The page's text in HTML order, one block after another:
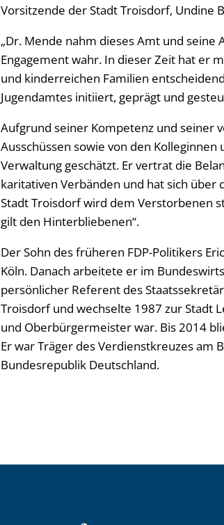
Vorsitzende der Stadt Troisdorf, Undine
„Dr. Mende nahm dieses Amt und
Engagement wahr. In dieser Zeit hat er
und kinderreichen Familien
Jugendamtes initiiert, geprägt und
Aufgrund seiner Kompetenz und seiner
Ausschüssen sowie von den
Verwaltung geschätzt. Er vertrat die
karitativen Verbänden und hat sich über
Stadt Troisdorf wird dem Verstorbenen
gilt den Hinterbliebenen“.
Der Sohn des früheren FDP-Politikers
Köln. Danach arbeitete er im
persönlicher Referent des
Troisdorf und wechselte 1987 zur Stadt
und Oberbürgermeister war. Bis 2014
Er war Träger des Verdienstkreuzes am
Bundesrepublik Deutschland.